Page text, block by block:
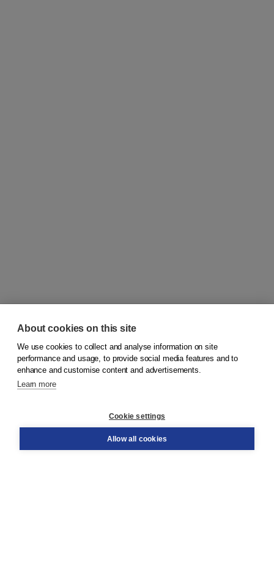
© 2026Boom Publishers
Order
About cookies on this site
We use cookies to collect and analyse information on site
performance and usage, to provide social media features and to
enhance and customise content and advertisements.
Learn more
Cookie settings
Allow all cookies